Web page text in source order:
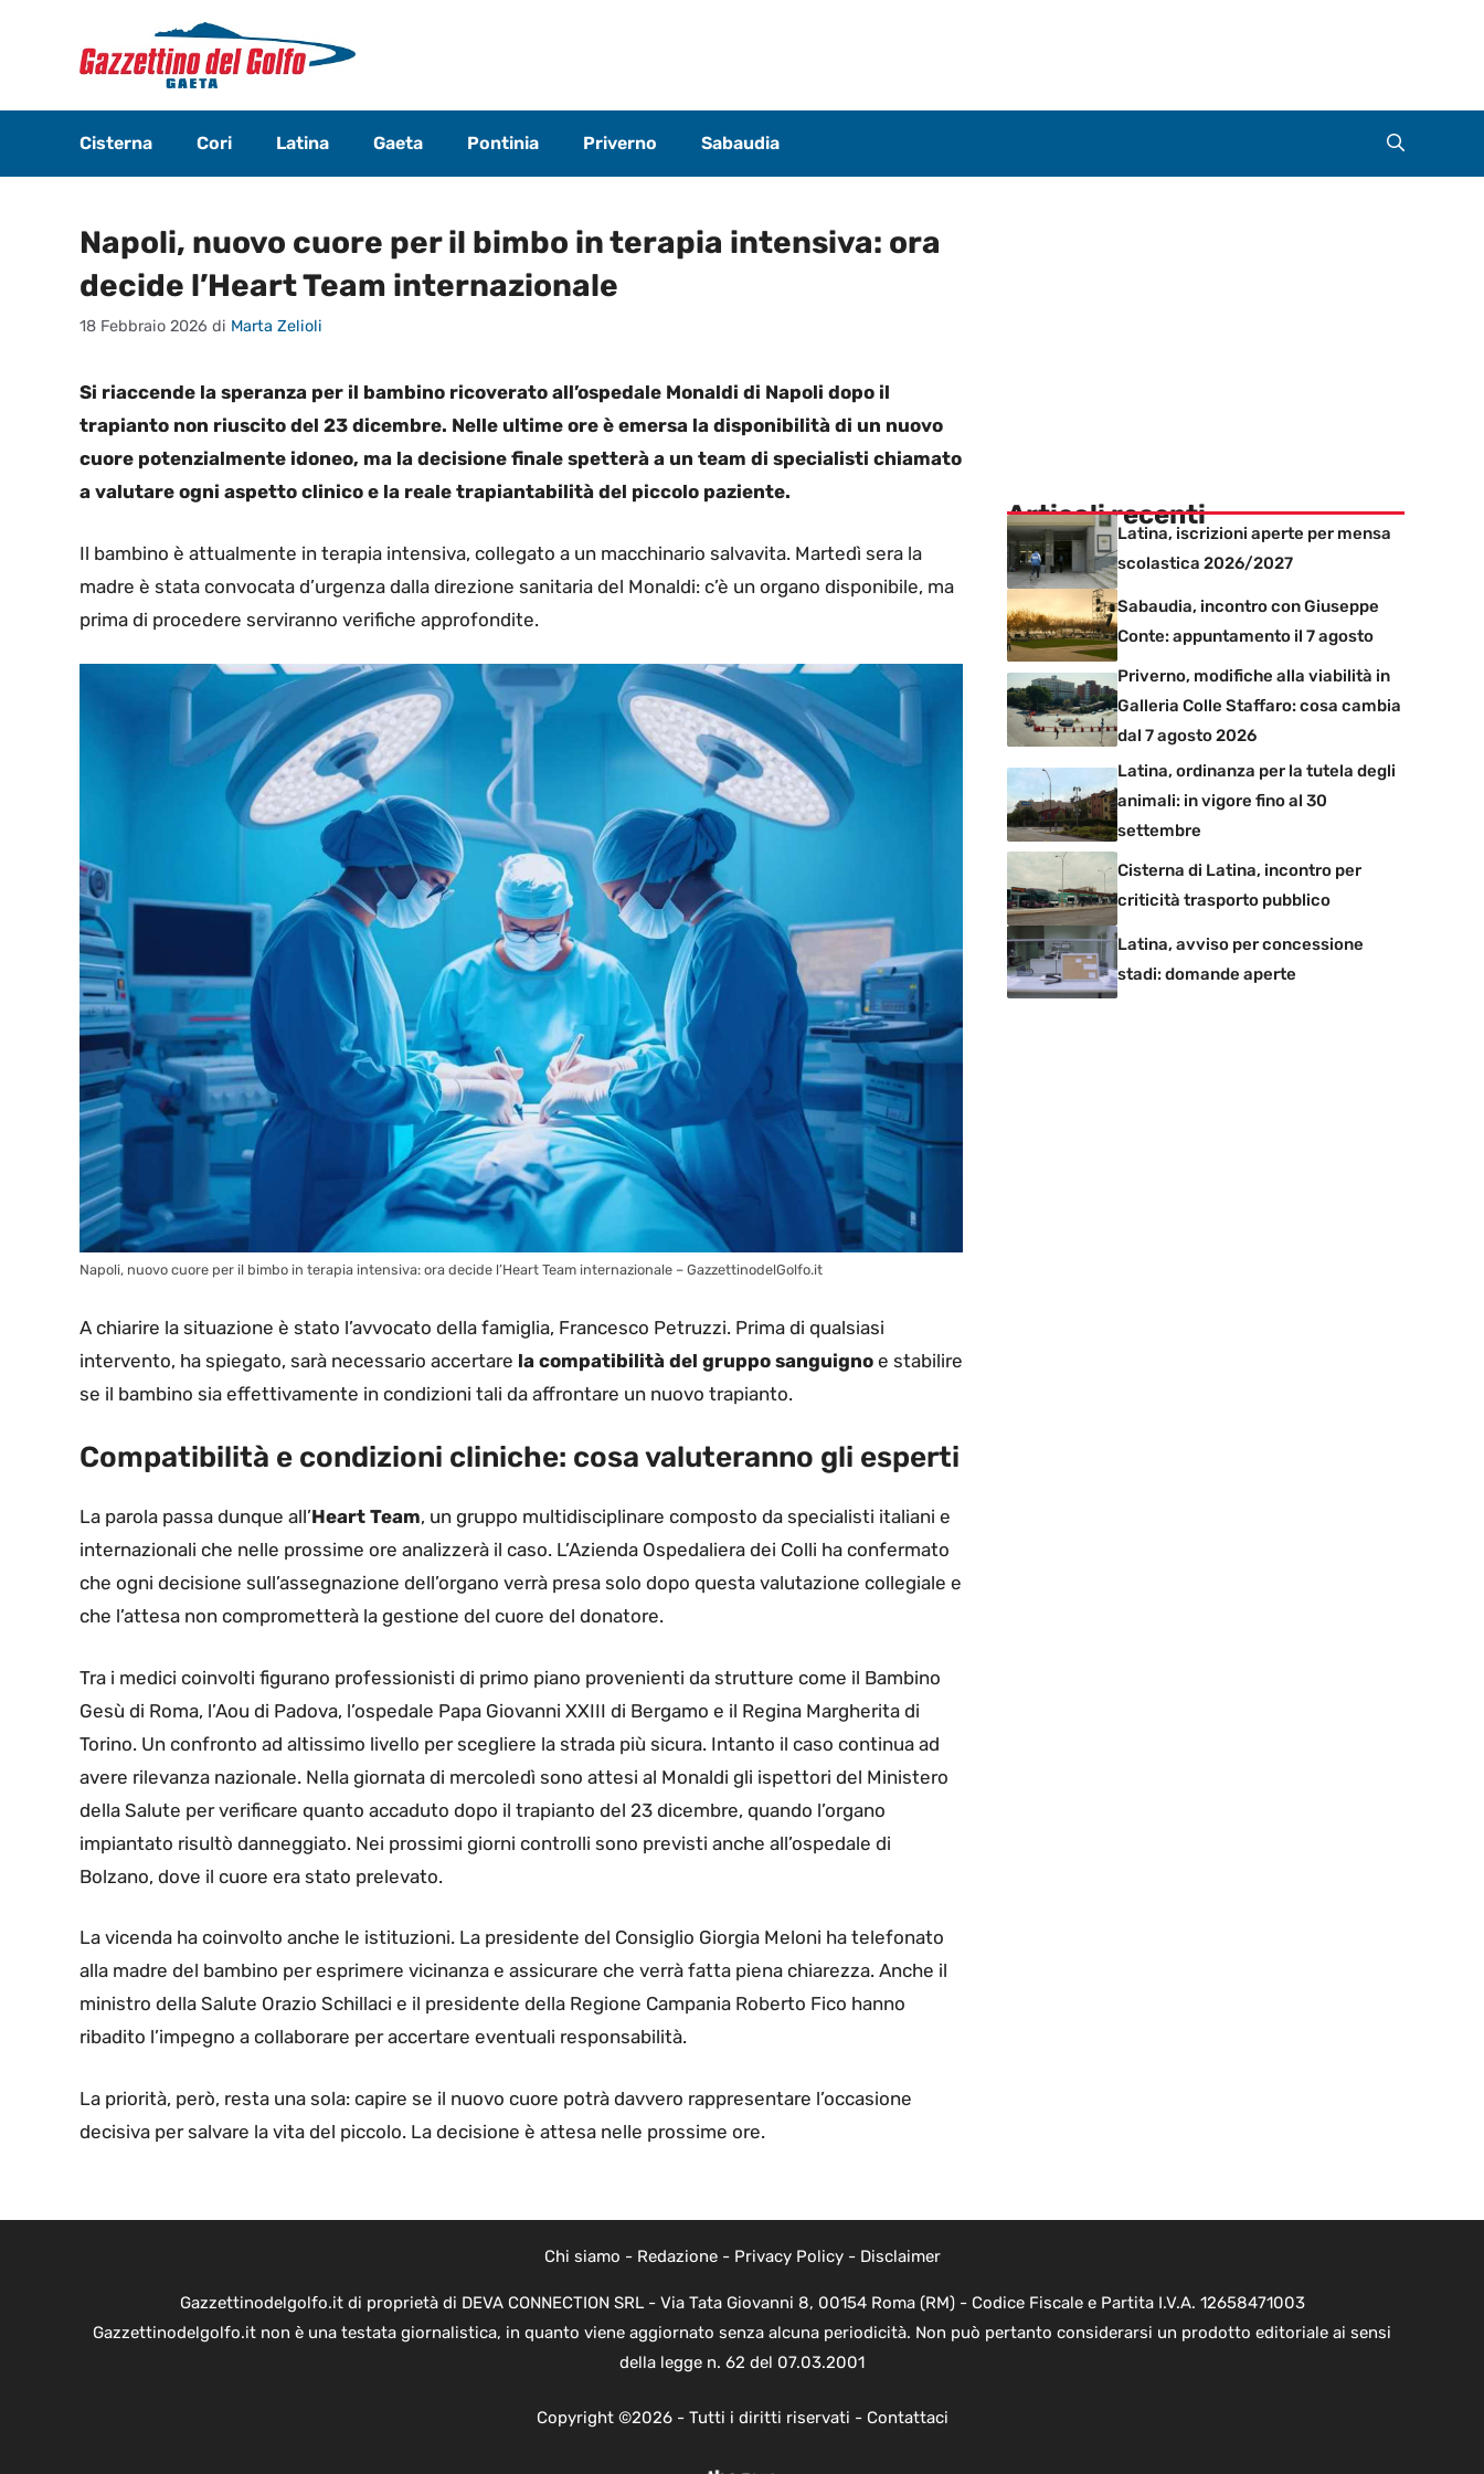
contenuto
Cisterna Cori Latina Gaeta Pontinia Priverno Sabaudia
Napoli, nuovo cuore per il bimbo in terapia intensiva: ora
decide l’Heart Team internazionale
18 Febbraio 2026 di Marta Zelioli
Si riaccende la speranza per il bambino ricoverato all’ospedale Monaldi di Napoli dopo il
trapianto non riuscito del 23 dicembre. Nelle ultime ore è emersa la disponibilità di un nuovo
cuore potenzialmente idoneo, ma la decisione finale spetterà a un team di specialisti chiamato
a valutare ogni aspetto clinico e la reale trapiantabilità del piccolo paziente.
Il bambino è attualmente in terapia intensiva, collegato a un macchinario salvavita. Martedì sera la
madre è stata convocata d’urgenza dalla direzione sanitaria del Monaldi: c’è un organo disponibile, ma
prima di procedere serviranno verifiche approfondite.
Napoli, nuovo cuore per il bimbo in terapia intensiva: ora decide l’Heart Team internazionale – GazzettinodelGolfo.it
A chiarire la situazione è stato l’avvocato della famiglia, Francesco Petruzzi. Prima di qualsiasi
intervento, ha spiegato, sarà necessario accertare la compatibilità del gruppo sanguigno e stabilire
se il bambino sia effettivamente in condizioni tali da affrontare un nuovo trapianto.
Compatibilità e condizioni cliniche: cosa valuteranno gli esperti
La parola passa dunque all’Heart Team, un gruppo multidisciplinare composto da specialisti italiani e
internazionali che nelle prossime ore analizzerà il caso. L’Azienda Ospedaliera dei Colli ha confermato
che ogni decisione sull’assegnazione dell’organo verrà presa solo dopo questa valutazione collegiale e
che l’attesa non comprometterà la gestione del cuore del donatore.
Tra i medici coinvolti figurano professionisti di primo piano provenienti da strutture come il Bambino
Gesù di Roma, l’Aou di Padova, l’ospedale Papa Giovanni XXIII di Bergamo e il Regina Margherita di
Torino. Un confronto ad altissimo livello per scegliere la strada più sicura. Intanto il caso continua ad
avere rilevanza nazionale. Nella giornata di mercoledì sono attesi al Monaldi gli ispettori del Ministero
della Salute per verificare quanto accaduto dopo il trapianto del 23 dicembre, quando l’organo
impiantato risultò danneggiato. Nei prossimi giorni controlli sono previsti anche all’ospedale di
Bolzano, dove il cuore era stato prelevato.
La vicenda ha coinvolto anche le istituzioni. La presidente del Consiglio Giorgia Meloni ha telefonato
alla madre del bambino per esprimere vicinanza e assicurare che verrà fatta piena chiarezza. Anche il
ministro della Salute Orazio Schillaci e il presidente della Regione Campania Roberto Fico hanno
ribadito l’impegno a collaborare per accertare eventuali responsabilità.
La priorità, però, resta una sola: capire se il nuovo cuore potrà davvero rappresentare l’occasione
decisiva per salvare la vita del piccolo. La decisione è attesa nelle prossime ore.
Articoli recenti
Latina, iscrizioni aperte per mensa
scolastica 2026/2027
Sabaudia, incontro con Giuseppe
Conte: appuntamento il 7 agosto
Priverno, modifiche alla viabilità in
Galleria Colle Staffaro: cosa cambia
dal 7 agosto 2026
Latina, ordinanza per la tutela degli
animali: in vigore fino al 30
settembre
Cisterna di Latina, incontro per
criticità trasporto pubblico
Latina, avviso per concessione
stadi: domande aperte
Chi siamo - Redazione- Privacy Policy- Disclaimer
Gazzettinodelgolfo.it di proprietà di DEVA CONNECTION SRL - Via Tata Giovanni 8, 00154 Roma (RM) - Codice Fiscale e Partita I.V.A. 12658471003
Gazzettinodelgolfo.it non è una testata giornalistica, in quanto viene aggiornato senza alcuna periodicità. Non può pertanto considerarsi un prodotto editoriale ai sensi
della legge n. 62 del 07.03.2001
Copyright ©2026 - Tutti i diritti riservati - Contattaci